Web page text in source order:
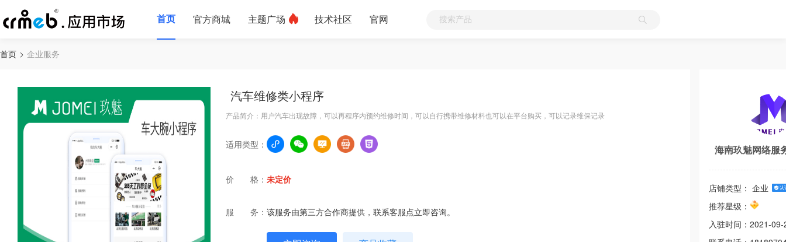
首页 官方商城 主题广场 技术社区 官网
首页 企业服务
汽车维修类小程序
产品简介：用户汽车出现故障，可以再程序内预约维修时间，可以自行携带维修材料也可以在平台购买，可以记录维保记录
适用类型：
价 格： 未定价
服 务： 该服务由第三方合作商提供，联系客服点立即咨询。
海南玖魅网络服
店铺类型： 企业
推荐星级：
入驻时间： 2021-09-